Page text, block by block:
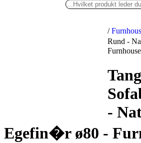
/
Rund -
Furnhouse
-
Egefin�r ø80 -